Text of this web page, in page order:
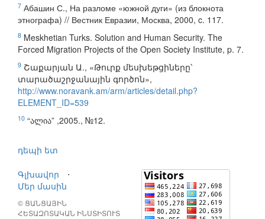
7 Абашин С., На разломе «южной дуги» (из блокнота
этнографа) // Вестник Евразии, Москва, 2000, c. 117.
8 Meskhetian Turks. Solution and Human Security. The
Forced Migration Projects of the Open Society Institute, p. 7.
9 Շաքարյան Ա., «Թուրք մեսխեթցիները՝
տարածաշրջանային գործոն»,
http://www.noravank.am/arm/articles/detail.php?
ELEMENT_ID=539
10 “ალია” ,2005., №12.
դեպի ետ
Գլխավոր
⋅
Մեր մասին
© ՑԱՆՑԱՅԻՆ
ՀԵՏԱԶՈՏԱԿԱՆ ԻՆՍՏԻՏՈՒՏ